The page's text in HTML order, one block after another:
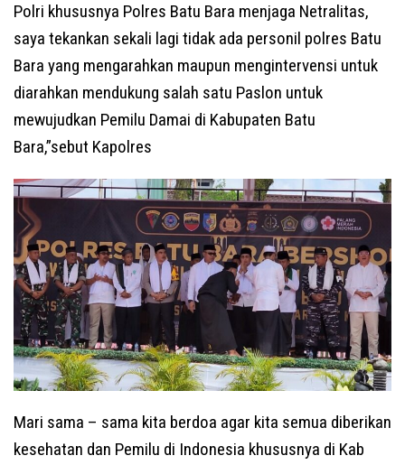
Polri khususnya Polres Batu Bara menjaga Netralitas,
saya tekankan sekali lagi tidak ada personil polres Batu
Bara yang mengarahkan maupun mengintervensi untuk
diarahkan mendukung salah satu Paslon untuk
mewujudkan Pemilu Damai di Kabupaten Batu
Bara,”sebut Kapolres
Mari sama – sama kita berdoa agar kita semua diberikan
kesehatan dan Pemilu di Indonesia khususnya di Kab